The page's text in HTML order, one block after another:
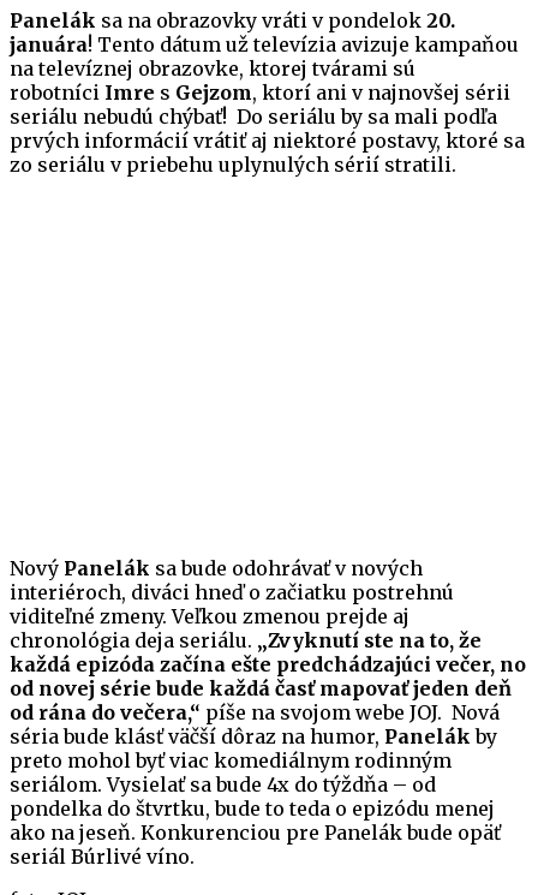
Panelák sa na obrazovky vráti v pondelok 20.
januára! Tento dátum už televízia avizuje kampaňou
na televíznej obrazovke, ktorej tvárami sú
robotníci Imre s Gejzom, ktorí ani v najnovšej sérii
seriálu nebudú chýbať! Do seriálu by sa mali podľa
prvých informácií vrátiť aj niektoré postavy, ktoré sa
zo seriálu v priebehu uplynulých sérií stratili.
Nový Panelák sa bude odohrávať v nových
interiéroch, diváci hneď o začiatku postrehnú
viditeľné zmeny. Veľkou zmenou prejde aj
chronológia deja seriálu. „Zvyknutí ste na to, že
každá epizóda začína ešte predchádzajúci večer, no
od novej série bude každá časť mapovať jeden deň
od rána do večera,“ píše na svojom webe JOJ. Nová
séria bude klásť väčší dôraz na humor, Panelák by
preto mohol byť viac komediálnym rodinným
seriálom. Vysielať sa bude 4x do týždňa – od
pondelka do štvrtku, bude to teda o epizódu menej
ako na jeseň. Konkurenciou pre Panelák bude opäť
seriál Búrlivé víno.